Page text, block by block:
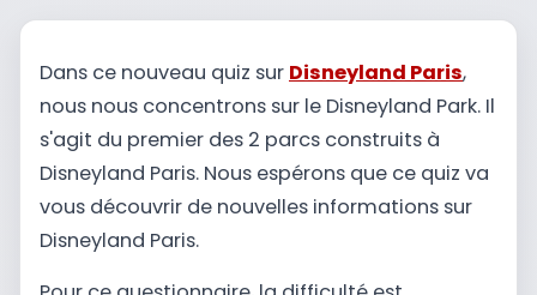
Dans ce nouveau quiz sur Disneyland Paris,
nous nous concentrons sur le Disneyland Park. Il
s'agit du premier des 2 parcs construits à
Disneyland Paris. Nous espérons que ce quiz va
vous découvrir de nouvelles informations sur
Disneyland Paris.